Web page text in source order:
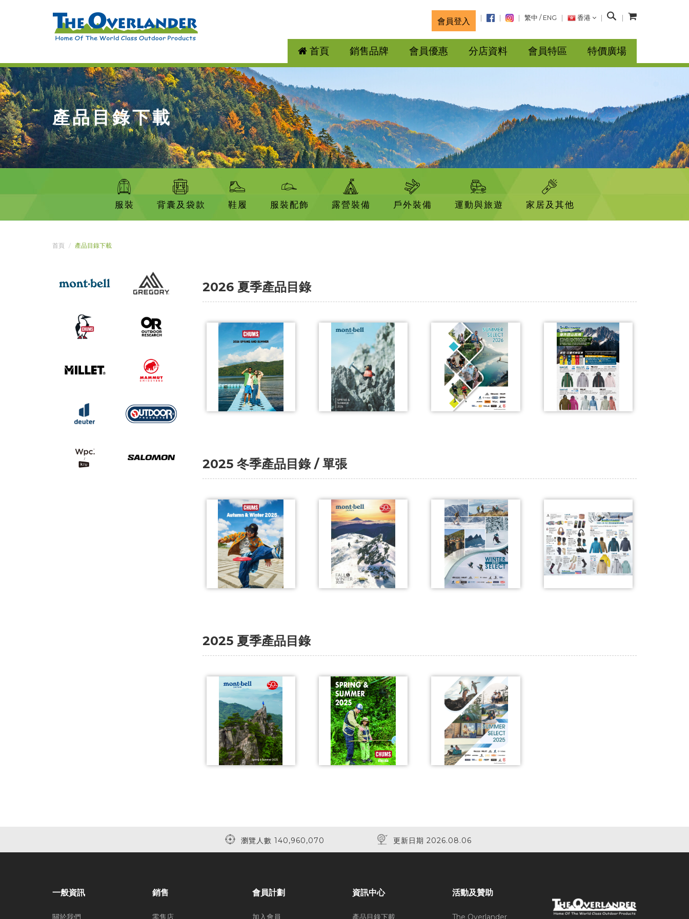
會員登入 繁中 / ENG 香港
搜
首頁 銷售品牌 會員優惠 分店資料 會員特區 特價廣場
產品目錄下載
服裝 背囊及袋款 鞋履 服裝配飾 露營裝備 戶外裝備 運動與旅遊 家居及其他
首頁 產品目錄下載
2026 夏季產品目錄
2025 冬季產品目錄 / 單張
2025 夏季產品目錄
瀏覽人數 140,960,070 更新日期 2026.08.06
一般資訊
關於我們
銷售
零售店
會員計劃
加入會員
資訊中心
產品目錄下載
活動及贊助
The Overlander